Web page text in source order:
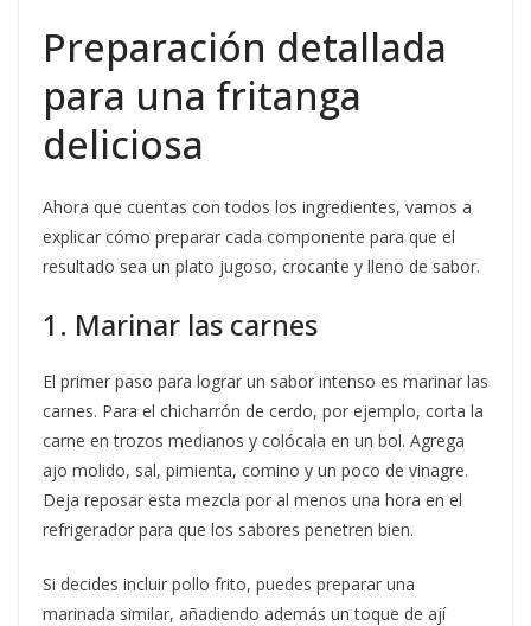
Preparación detallada
para una fritanga
deliciosa
Ahora que cuentas con todos los ingredientes, vamos a
explicar cómo preparar cada componente para que el
resultado sea un plato jugoso, crocante y lleno de sabor.
1. Marinar las carnes
El primer paso para lograr un sabor intenso es marinar las
carnes. Para el chicharrón de cerdo, por ejemplo, corta la
carne en trozos medianos y colócala en un bol. Agrega
ajo molido, sal, pimienta, comino y un poco de vinagre.
Deja reposar esta mezcla por al menos una hora en el
refrigerador para que los sabores penetren bien.
Si decides incluir pollo frito, puedes preparar una
marinada similar, añadiendo además un toque de ají